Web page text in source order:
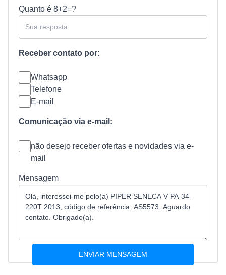
Quanto é 8+2=?
Receber contato por:
Whatsapp
Telefone
E-mail
Comunicação via e-mail:
não desejo receber ofertas e novidades via e-
mail
Mensagem